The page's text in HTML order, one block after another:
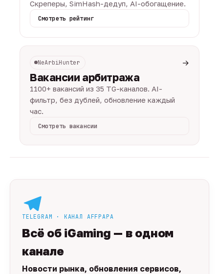
Скреперы, SimHash-дедуп, AI-обогащение.
Смотреть рейтинг
NeArbiHunter →
Вакансии арбитража
1100+ вакансий из 35 TG-каналов. AI-
фильтр, без дублей, обновление каждый
час.
Смотреть вакансии
TELEGRAM · КАНАЛ AFFPAPA
Всё об iGaming — в одном
канале
Новости рынка, обновления сервисов,